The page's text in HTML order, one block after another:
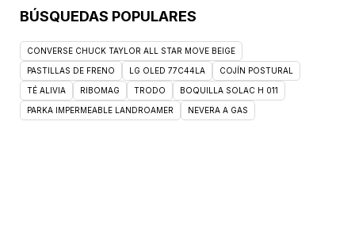
BÚSQUEDAS POPULARES
CONVERSE CHUCK TAYLOR ALL STAR MOVE BEIGE
PASTILLAS DE FRENO LG OLED 77C44LA COJÍN POSTURAL
TÉ ALIVIA RIBOMAG TRODO BOQUILLA SOLAC H 011
PARKA IMPERMEABLE LANDROAMER NEVERA A GAS